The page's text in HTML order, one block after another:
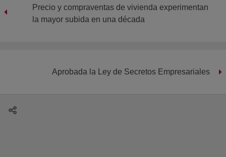
Precio y compraventas de vivienda experimentan
la mayor subida en una década
Aprobada la Ley de Secretos Empresariales